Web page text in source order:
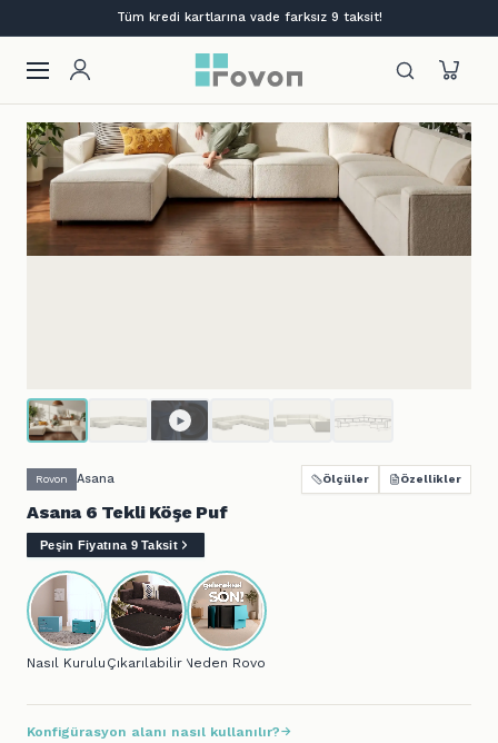
Lansmana özel %12 indirim + ilk siparişe %10
Rovon Asana Ölçüler Özellikler
Asana 6 Tekli Köşe Puf
Peşin Fiyatına 9 Taksit
Nasıl Kurulur?Çıkarılabilir KılıfNeden Rovon?
Konfigürasyon alanı nasıl kullanılır?